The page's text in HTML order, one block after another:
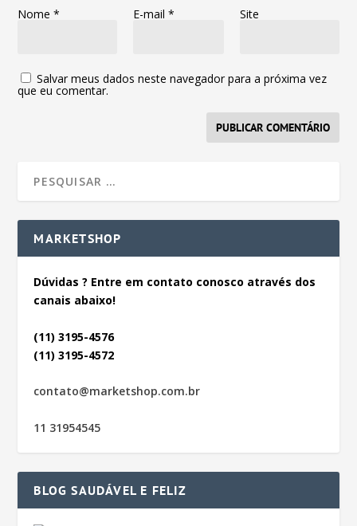
Nome* E-mail * Site
Salvar meus dados neste navegador para a próxima vez
que eu comentar.
MARKETSHOP
Dúvidas ? Entre em contato conosco através dos
canais abaixo!
(11) 3195-4576
(11) 3195-4572
contato@marketshop.com.br
11 31954545
BLOG SAUDÁVEL E FELIZ